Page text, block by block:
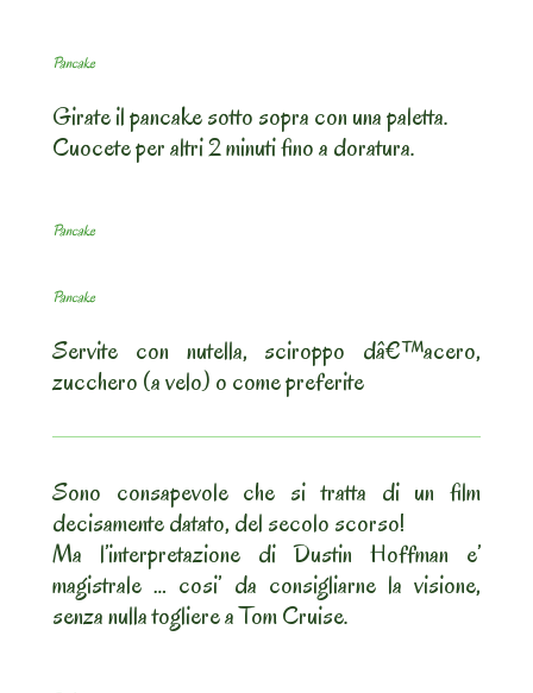
Pancake
Girate il pancake sotto sopra con una paletta.
Cuocete per altri 2 minuti fino a doratura.
Pancake
Pancake
Servite con nutella, sciroppo dâ€™acero,
zucchero (a velo) o come preferite
Sono consapevole che si tratta di un film
decisamente datato, del secolo scorso!
Ma l’interpretazione di Dustin Hoffman e’
magistrale … cosi’ da consigliarne la visione,
senza nulla togliere a Tom Cruise.